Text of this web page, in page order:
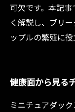
可欠です。本記
く解説し、ブリ
ップルの繁殖に役
健康面から見る
ミニチュアダッ